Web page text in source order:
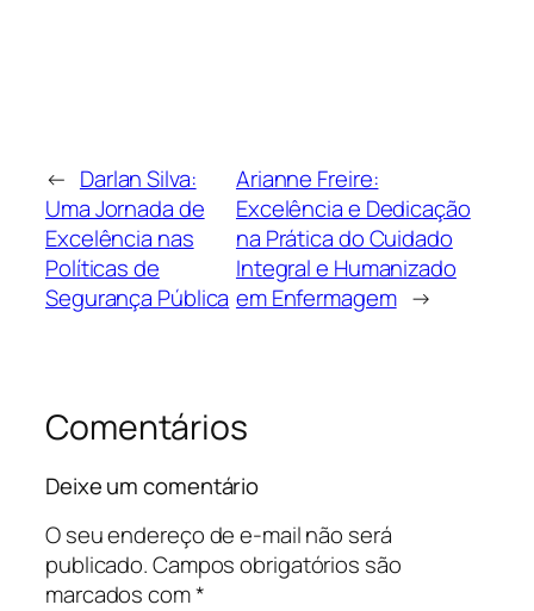
← Darlan Silva:
Uma Jornada de
Excelência nas
Políticas de
Segurança Pública
Arianne Freire:
Excelência e Dedicação
na Prática do Cuidado
Integral e Humanizado
em Enfermagem →
Comentários
Deixe um comentário
O seu endereço de e-mail não será
publicado.Campos obrigatórios são
marcados com*